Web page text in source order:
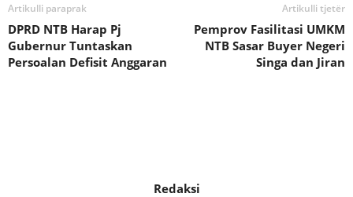
Artikulli paraprak
DPRD NTB Harap Pj
Gubernur Tuntaskan
Persoalan Defisit Anggaran
Artikulli tjetër
Pemprov Fasilitasi UMKM
NTB Sasar Buyer Negeri
Singa dan Jiran
Redaksi